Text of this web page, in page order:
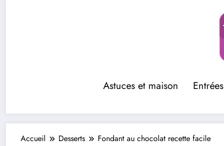
Astuces et maison Entrées
Accueil Desserts Fondant au chocolat recette facile